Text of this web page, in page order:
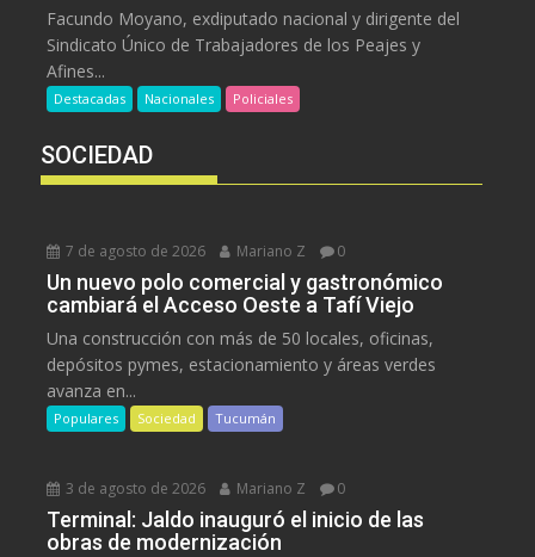
Facundo Moyano, exdiputado nacional y dirigente del
Sindicato Único de Trabajadores de los Peajes y
Afines...
Destacadas Nacionales Policiales
SOCIEDAD
7 de agosto de 2026 Mariano Z 0
Un nuevo polo comercial y gastronómico
cambiará el Acceso Oeste a Tafí Viejo
Una construcción con más de 50 locales, oficinas,
depósitos pymes, estacionamiento y áreas verdes
avanza en...
Populares Sociedad Tucumán
3 de agosto de 2026 Mariano Z 0
Terminal: Jaldo inauguró el inicio de las
obras de modernización